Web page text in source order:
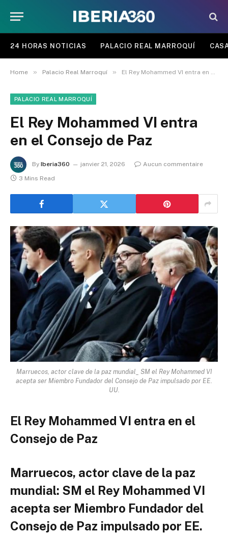
24 HORAS NOTICIAS PALACIO REAL MARROQUÍ
Home » Palacio Real Marroquí » El Rey Mohammed VI entra en el Consejo de Paz
PALACIO REAL MARROQUÍ
El Rey Mohammed VI entra
en el Consejo de Paz
By Iberia360 janvier 21, 2026
Aucun commentaire
3 Mins Read
Marruecos, actor clave de la paz mundial_ SM el Rey Mohammed VI
acepta ser Miembro Fundador del Consejo de Paz impulsado por EE.
UU.
El Rey Mohammed VI entra en el
Consejo de Paz
Marruecos, actor clave de la paz
mundial: SM el Rey Mohammed VI
acepta ser Miembro Fundador del
Consejo de Paz impulsado por EE.